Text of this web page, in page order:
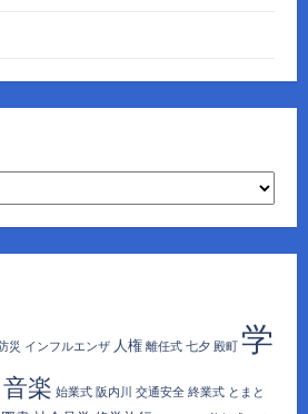
防災 インフルエンザ 人権 離任式 七夕 殿町
学
音楽 始業式 阪内川 交通安全 終業式 とまと